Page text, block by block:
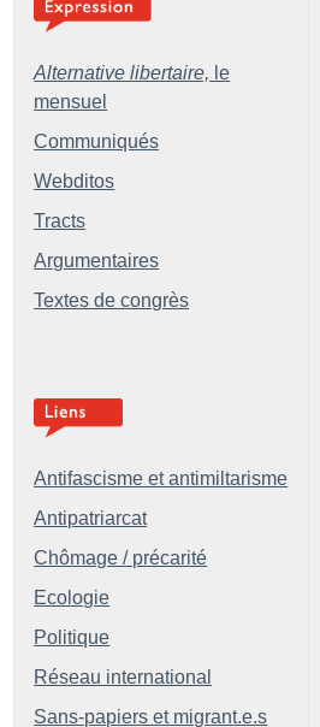
Alternative libertaire, le
mensuel
Communiqués
Webditos
Tracts
Argumentaires
Textes de congrès
Antifascisme et antimiltarisme
Antipatriarcat
Chômage / précarité
Ecologie
Politique
Réseau international
Sans-papiers et migrant.e.s